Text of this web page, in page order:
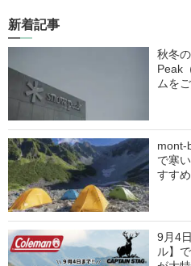
新着記事
秋冬
Peak
ムを
mont-
で寒
すす
9月4
ル】